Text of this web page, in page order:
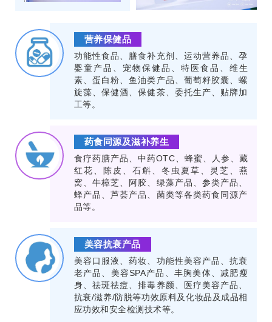
营养保健品
功能性食品、膳食补充剂、运动营养品、孕
婴童产品、宠物保健品、特医食品、维生
素、蛋白粉、鱼油类产品、葡萄籽胶囊、螺
旋藻、保健酒、保健茶、委托生产、贴牌加
工等。
药食同源及滋补养生
食疗药膳产品、中药OTC、蜂蜜、人参、藏
红花、陈皮、石斛、冬虫夏草、灵芝、燕
窝、牛樟芝、阿胶、绿藻产品、参类产品、
蜂产品、芦荟产品、菌类等各类药食同源产
品等。
美容抗衰产品
美容口服液、药妆、功能性美容产品、抗衰
老产品、美容SPA产品、丰胸美体、减肥瘦
身、祛斑祛痘、排毒养颜、医疗美容产品、
抗衰/滋养/防脱等功效原料及化妆品及成品相
应功效和安全检测技术等。